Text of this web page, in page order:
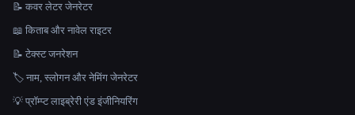
📝 कवर लेटर जेनरेटर
📖 किताब और नावेल राइटर
📝 टेक्स्ट जनरेशन
🏷️ नाम, स्लोगन और नेमिंग जेनरेटर
💡 प्रॉम्प्ट लाइब्रेरी एंड इंजीनियरिंग